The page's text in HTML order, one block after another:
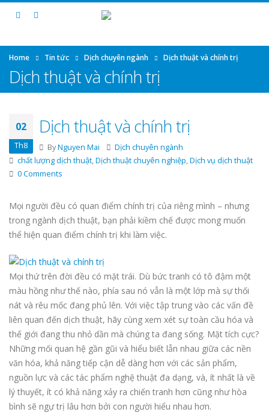
Home Tin tức Dịch chuyên ngành Dịch thuật và chính trị
Dịch thuật và chính trị
02
Th8
Dịch thuật và chính trị
ByNguyen Mai
Dịch chuyên ngành
chất lượng dịch thuật,Dịch thuật chuyên nghiệp,Dịch vụ dịch thuật
0 Comments
Mọi người đều có quan điểm chính trị của riêng mình – nhưng
trong ngành dịch thuật, bạn phải kiềm chế được mong muốn
thể hiện quan điểm chính trị khi làm việc.
Mọi thứ trên đời đều có mặt trái. Dù bức tranh có tô đậm một
màu hồng như thế nào, phía sau nó vẫn là một lớp mà sự thối
nát và rêu mốc đang phủ lên. Với việc tập trung vào các vấn đề
liên quan đến dịch thuật, hãy cùng xem xét sự toàn cầu hóa và
thế giới đang thu nhỏ dần mà chúng ta đang sống. Mặt tích cực?
Những mối quan hệ gần gũi và hiểu biết lẫn nhau giữa các nền
văn hóa, khả năng tiếp cận dễ dàng hơn với các sản phẩm,
nguồn lực và các tác phẩm nghệ thuật đa dạng, và, ít nhất là về
lý thuyết, ít có khả năng xảy ra chiến tranh hơn cũng như hòa
bình sẽ ngự trị lâu hơn bởi con người hiểu nhau hơn.